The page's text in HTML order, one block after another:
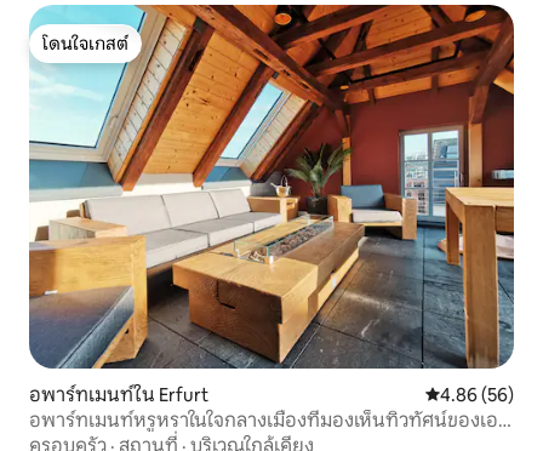
โดนใจเกสต์
โดนใจเกสต์
อพาร์ทเมนท์ใน Erfurt คะแนนเฉลี่ย
4.86 (56)
อพาร์ทเมนท์หรูหราในใจกลางเมืองที่มองเห็นทิวทัศน์ของเอ
อร์ฟวร์ท
ครอบครัว · สถานที่ · บริเวณใกล้เคียง